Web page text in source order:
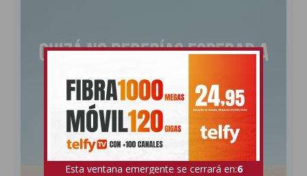
Esta ventana emergente se cerrará en:5